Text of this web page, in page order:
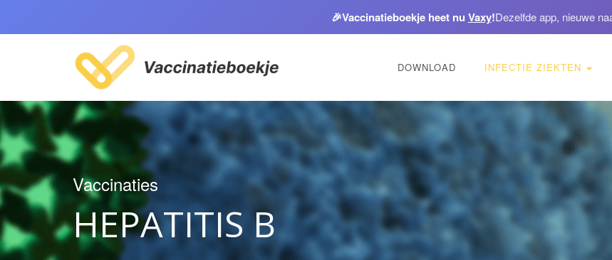
🎉Vaccinatieboekje heet nu Vaxy!Dezelfde app, nieuwe
DOWNLOAD INFECTIE ZIEKTEN
Vaccinaties
HEPATITIS B